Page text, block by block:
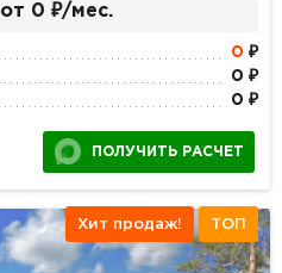
от 0 ₽/мес.
0 ₽
0 ₽
0 ₽
ПОЛУЧИТЬ РАСЧЕТ
Хит продаж! ТОП